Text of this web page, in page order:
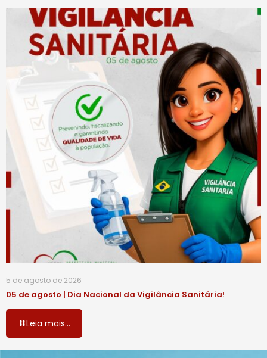
5 de agosto de 2026
05 de agosto | Dia Nacional da Vigilância Sanitária!
Leia mais...